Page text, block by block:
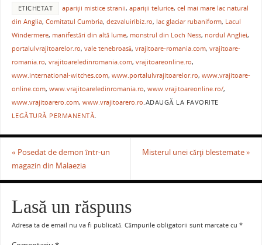
c
e
b
o
o
k
itt
er
ai
l
er
e
st
at
s
A
p
p
ta
je
a
ză
ETICHETAT apariţii mistice stranii,apariţii telurice,cel mai mare lac natural
din Anglia, Comitatul Cumbria, dezvaluiribiz.ro, lac glaciar rubaniform, Lacul
Windermere, manifestări din altă lume, monstrul din Loch Ness, nordul Angliei,
portalulvrajitoarelor.ro, vale tenebroasă, vrajitoare-romania.com, vrajitoare-
romania.ro, vrajitoareledinromania.com, vrajitoareonline.ro,
www.international-witches.com, www.portalulvrajitoarelor.ro, www.vrajitoare-
online.com, www.vrajitoareledinromania.ro, www.vrajitoareonline.ro/,
www.vrajitoarero.com, www.vrajitoarero.ro.ADAUGĂ LA FAVORITE
LEGĂTURĂ PERMANENTĂ.
« Posedat de demon într-un
magazin din Malaezia
Misterul unei cărţi blestemate»
Lasă un răspuns
Adresa ta de email nu va fi publicată. Câmpurile obligatorii sunt marcate cu *